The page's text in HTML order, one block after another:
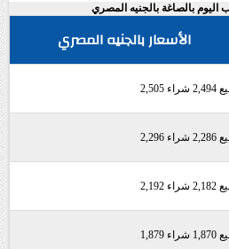
بالصاغة بالجنيه المصري
الأسعار بالجنيه المصري
شراء 2,505
شراء 2,296
شراء 2,192
شراء 1,879